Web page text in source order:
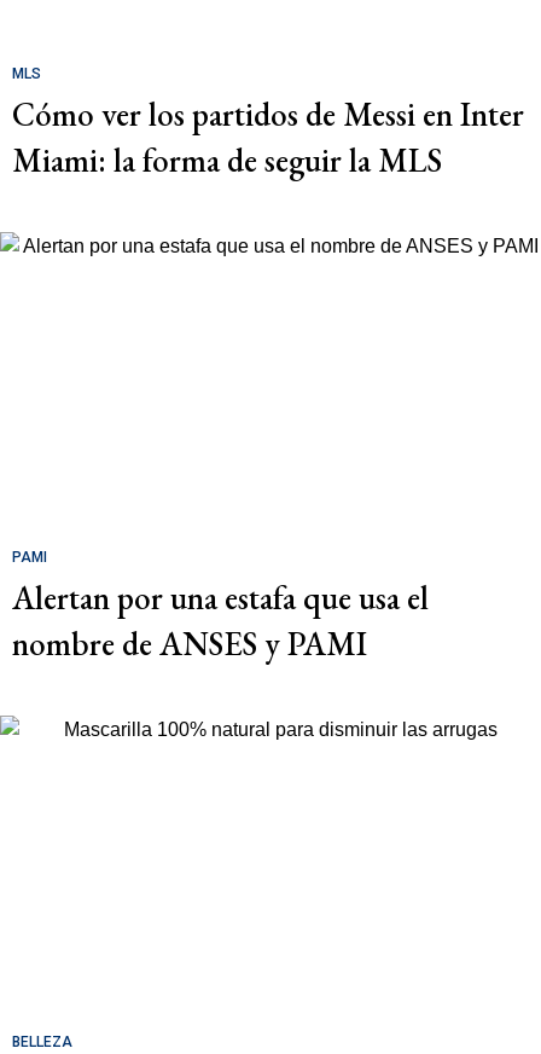
MLS
Cómo ver los partidos de Messi en Inter
Miami: la forma de seguir la MLS
PAMI
Alertan por una estafa que usa el
nombre de ANSES y PAMI
BELLEZA